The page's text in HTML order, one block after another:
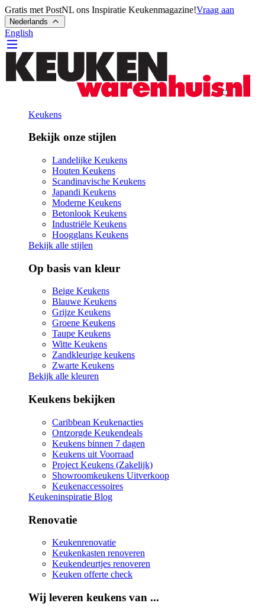
Gratis met PostNL ons Inspiratie Keukenmagazine!Vraag aan
Nederlands
English
Keukens
Bekijk onze stijlen
Landelijke Keukens
Houten Keukens
Scandinavische Keukens
Japandi Keukens
Moderne Keukens
Betonlook Keukens
Industriële Keukens
Hoogglans Keukens
Bekijk alle stijlen
Op basis van kleur
Beige Keukens
Blauwe Keukens
Grijze Keukens
Groene Keukens
Taupe Keukens
Witte Keukens
Zandkleurige keukens
Zwarte Keukens
Bekijk alle kleuren
Keukens bekijken
Caribbean Keukenacties
Ontzorgde Keukendeals
Keukens binnen 7 dagen
Keukens uit Voorraad
Project Keukens (Zakelijk)
Showroomkeukens Uitverkoop
Keukenaccessoires
Keukeninspiratie Blog
Renovatie
Keukenrenovatie
Keukenkasten renoveren
Keukendeurtjes renoveren
Keuken offerte check
Wij leveren keukens van ...